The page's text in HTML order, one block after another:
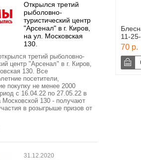
Открылся третий
рыболовно-
туристический центр
"Арсенал" в г. Киров,
на ул. Московская
130.
третий рыболовно-
центр "Арсенал" в г. Киров,
130. Все
посетители,
покупку не менее 2000
с 16.04.22 по 27.05.22 в
Московской 130 - получают
в розыгрыше призов от
31.12.2020
11-
70 р.